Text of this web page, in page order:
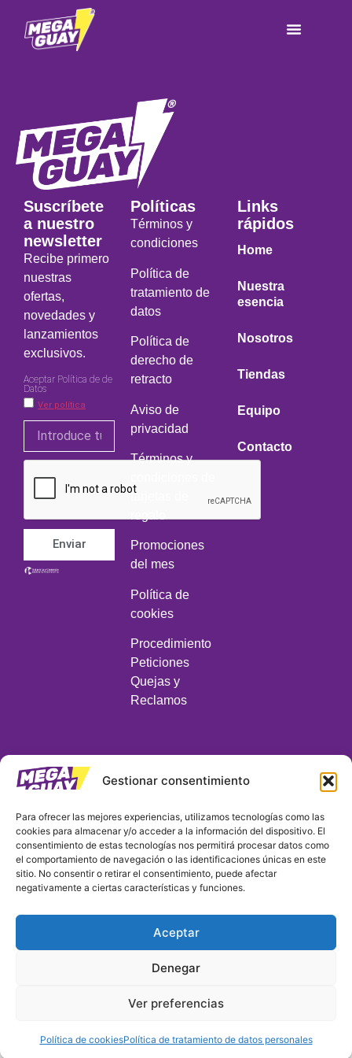
Gestionar consentimiento
Para ofrecer las mejores experiencias, utilizamos tecnologías como las
cookies para almacenar y/o acceder a la información del dispositivo. El
consentimiento de estas tecnologías nos permitirá procesar datos como
el comportamiento de navegación o las identificaciones únicas en este
sitio. No consentir o retirar el consentimiento, puede afectar
negativamente a ciertas características y funciones.
Aceptar
Denegar
Ver preferencias
Política de cookiesPolítica de tratamiento de datos personales
Suscríbete
a nuestro
newsletter
Recibe primero
nuestras
ofertas,
novedades y
lanzamientos
exclusivos.
Aceptar Política de de
Datos
Ver política
Enviar
Políticas
Términos y
condiciones
Política de
tratamiento de
datos
Política de
derecho de
retracto
Aviso de
privacidad
Términos y
tarjetas de
Promociones
del mes
Política de
cookies
Procedimiento
Peticiones
Quejas y
Reclamos
Links
rápidos
Home
Nuestra
esencia
Nosotros
Tiendas
Equipo
Contacto
MEGA GUAY COLOMBIA S.A.S.
Nit: 901390382-9 / Matrícula No. 03254271
Domicilio principal:
Carrera 7 # 32 29 P. 24 / Oficina 2404 Edificio Fenix /
Bogotá D.C.
Teléfono: 323 319 2048
Correo electrónico: notificaciones@megaguay.com.co
/ servicioalcliente@megaguay.com.co
megaguay.col